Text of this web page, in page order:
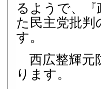
るようで、
た民主党批
す。
西広整輝元
ります。